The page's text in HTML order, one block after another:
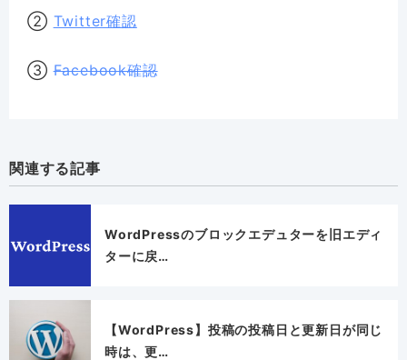
② Twitter確認
③Facebook確認
関連する記事
WordPressのブロックエデュターを旧エディ
ターに戻…
【WordPress】投稿の投稿日と更新日が同じ
時は、更…